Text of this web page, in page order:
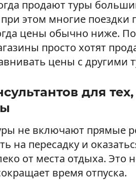
продают туры
этом многие поездки
цены обычно ниже.
просто хотят
цены с другими
для
не включают прямые
на пересадку и
от места отдыха. Это
время отпуска.